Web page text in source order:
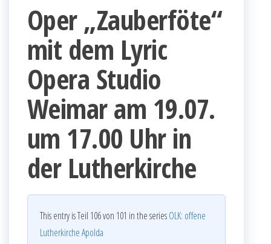
Oper „Zauberföte“
mit dem Lyric
Opera Studio
Weimar am 19.07.
um 17.00 Uhr in
der Lutherkirche
This entry is Teil 106 von 101 in the seriesOLK: offene
Lutherkirche Apolda